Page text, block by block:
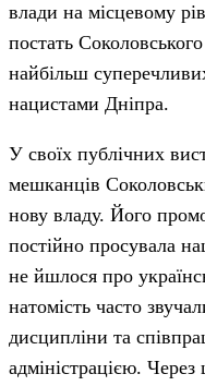
влади на місцевому
постать
найбільш
нацистами Дніпра.
У своїх публічних
мешканців
нову владу. Його
постійно просувала
не йшлося про
натомість часто
дисципліни та
адміністрацією. Через